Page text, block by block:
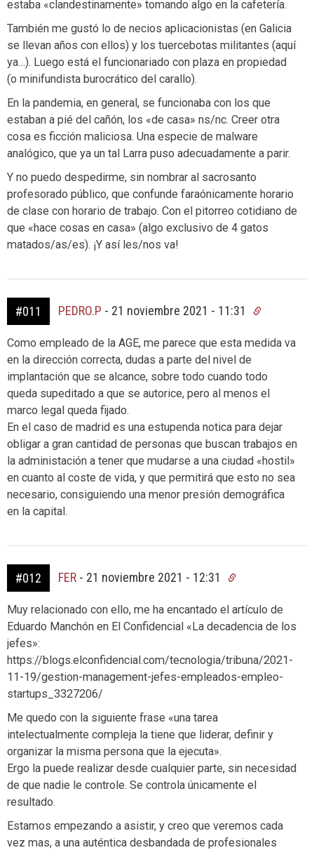
estaba «clandestinamente» tomando algo en la cafetería.
También me gustó lo de necios aplicacionistas (en Galicia
se llevan años con ellos) y los tuercebotas militantes (aquí
ya…). Luego está el funcionariado con plaza en propiedad
(o minifundista burocrático del carallo).
En la pandemia, en general, se funcionaba con los que
estaban a pié del cañón, los «de casa» ns/nc. Creer otra
cosa es ficción maliciosa. Una especie de malware
analógico, que ya un tal Larra puso adecuadamente a parir.
Y no puedo despedirme, sin nombrar al sacrosanto
profesorado público, que confunde faraónicamente horario
de clase con horario de trabajo. Con el pitorreo cotidiano de
que «hace cosas en casa» (algo exclusivo de 4 gatos
matados/as/es). ¡Y así les/nos va!
#011 PEDRO.P - 21 noviembre 2021 - 11:31
Como empleado de la AGE, me parece que esta medida va
en la dirección correcta, dudas a parte del nivel de
implantación que se alcance, sobre todo cuando todo
queda supeditado a que se autorice, pero al menos el
marco legal queda fijado.
En el caso de madrid es una estupenda notica para dejar
obligar a gran cantidad de personas que buscan trabajos en
la administación a tener que mudarse a una ciudad «hostil»
en cuanto al coste de vida, y que permitirá que esto no sea
necesario, consiguiendo una menor presión demográfica
en la capital.
#012 FER - 21 noviembre 2021 - 12:31
Muy relacionado con ello, me ha encantado el artículo de
Eduardo Manchón en El Confidencial «La decadencia de los
jefes»:
https://blogs.elconfidencial.com/tecnologia/tribuna/2021-
11-19/gestion-management-jefes-empleados-empleo-
startups_3327206/
Me quedo con la siguiente frase «una tarea
intelectualmente compleja la tiene que liderar, definir y
organizar la misma persona que la ejecuta».
Ergo la puede realizar desde cualquier parte, sin necesidad
de que nadie le controle. Se controla únicamente el
resultado.
Estamos empezando a asistir, y creo que veremos cada
vez mas, a una auténtica desbandada de profesionales